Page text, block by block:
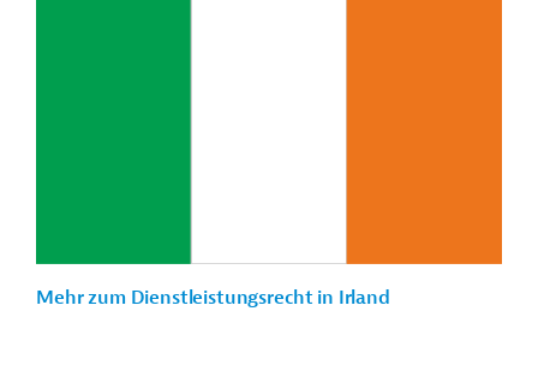
Mehr zum Dienstleistungsrecht in Irland